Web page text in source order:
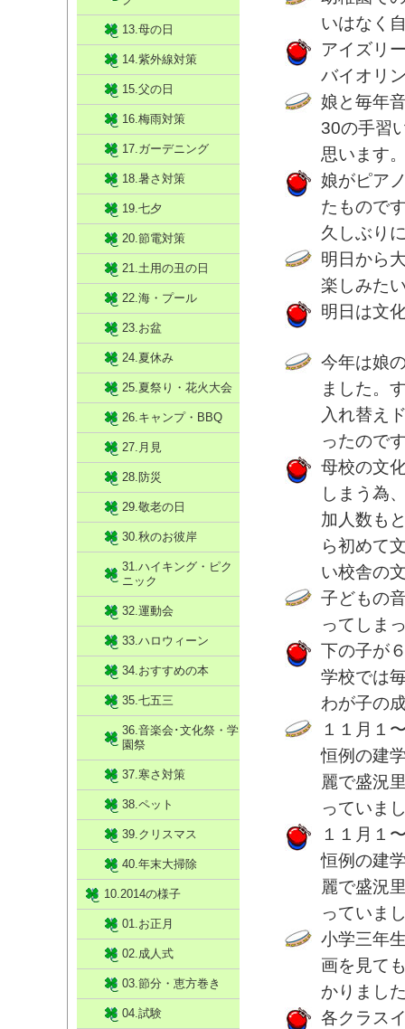
いはなく
アイズリ
バイオリ
娘と毎年
30の手習
思います
娘がピア
たもので
久しぶり
明日から
楽しみた
明日は文
今年は娘
ました。
入れ替え
ったので
母校の文
しまう為
加人数も
ら初めて
い校舎の
子どもの
ってしま
下の子が
学校では
わが子の
１１月１
恒例の建
麗で盛況
っていま
１１月１
恒例の建
麗で盛況
っていま
小学三年
画を見て
かりまし
各クラス
13.母の日
14.紫外線対策
15.父の日
16.梅雨対策
17.ガーデニング
18.暑さ対策
19.七夕
20.節電対策
21.土用の丑の日
22.海・プール
23.お盆
24.夏休み
25.夏祭り・花火大会
26.キャンプ・BBQ
27.月見
28.防災
29.敬老の日
30.秋のお彼岸
31.ハイキング・ピク
ニック
32.運動会
33.ハロウィーン
34.おすすめの本
35.七五三
36.音楽会･文化祭・学
園祭
37.寒さ対策
38.ペット
39.クリスマス
40.年末大掃除
10.2014の様子
01.お正月
02.成人式
03.節分・恵方巻き
04.試験